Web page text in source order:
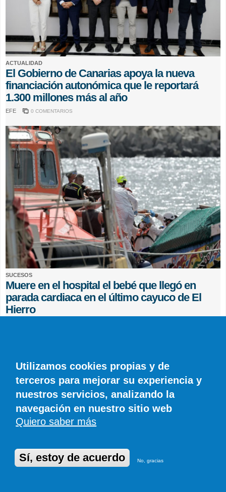
ACTUALIDAD
El Gobierno de Canarias apoya la nueva
financiación autonómica que le reportará
1.300 millones más al año
EFE 0 COMENTARIOS
SUCESOS
Muere en el hospital el bebé que llegó en
parada cardiaca en el último cayuco de El
Hierro
© SIROCO INFORMACIÓN SL | Tel. 828 081 655 | Móvil y WhatsApp 606 845
886 |info@diariodelanzarote.com
Publicidad
Aviso legal| Política de cookies
Desarrollado en Drupal por Suomitech
Utilizamos cookies propias y de
terceros para mejorar su experiencia y
nuestros servicios, analizando la
navegación en nuestro sitio web
Quiero saber más
Sí, estoy de acuerdo No, gracias